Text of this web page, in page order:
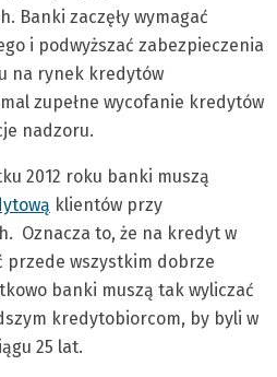
Banki zaczęły wymagać
i podwyższać zabezpieczenia
na rynek kredytów
zupełne wycofanie kredytów
nadzoru.
2012 roku banki muszą
klientów przy
Oznacza to, że na kredyt w
przede wszystkim dobrze
banki muszą tak wyliczać
kredytobiorcom, by byli w
25 lat.